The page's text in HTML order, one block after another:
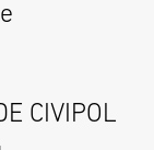
CIVIPOL